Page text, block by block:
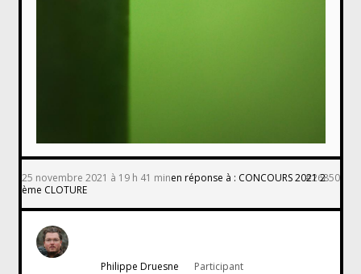
25 novembre 2021 à 19 h 41 minen réponse à : CONCOURS 2021 2
ème CLOTURE
#26850
Philippe Druesne Participant